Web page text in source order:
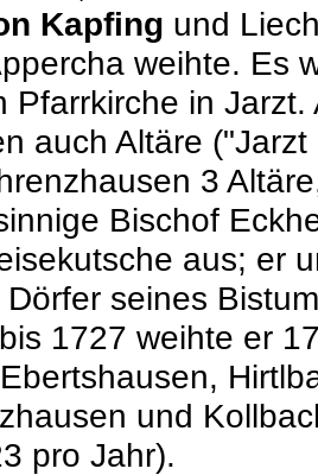
Kapfing und
weihte. Es
Pfarrkirche in
auch Altäre
3
Bischof
aus; er
seines
1727 weihte er
und
pro Jahr).